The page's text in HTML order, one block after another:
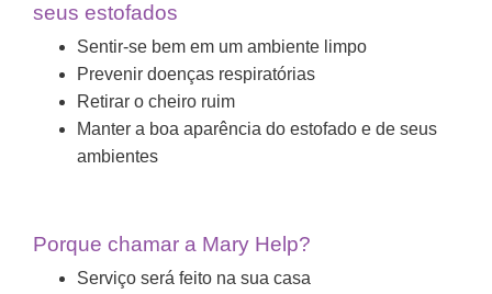
seus estofados
Sentir-se bem em um ambiente limpo
Prevenir doenças respiratórias
Retirar o cheiro ruim
Manter a boa aparência do estofado e de seus
ambientes
Porque chamar a Mary Help?
Serviço será feito na sua casa